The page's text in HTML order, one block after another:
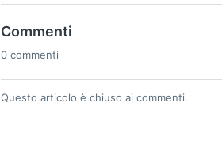
Commenti
0 commenti
Questo articolo è chiuso ai commenti.